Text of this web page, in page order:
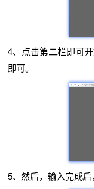
4、点击第二栏即可
即可。
5、然后，输入完成后